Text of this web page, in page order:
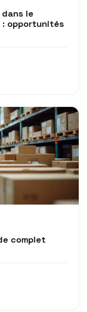
le
opportunités
complet